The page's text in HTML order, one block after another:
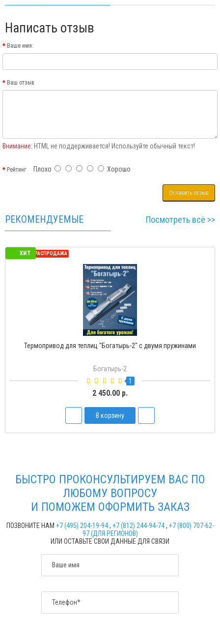
Написать отзыв
Ваше имя:
Ваш отзыв
Внимание: HTML не поддерживается! Используйте обычный текст!
РейтингПлохо Хорошо
Оставить отзыв
РЕКОМЕНДУЕМЫЕ Посмотреть всё >>
ХИТ
СЕЗОННАЯ РАСПРОДАЖА
Термопривод для теплиц "Богатырь-2" с двумя пружинами
Богатырь-2
1
2 450.00 р.
В корзину
БЫСТРО ПРОКОНСУЛЬТИРУЕМ ВАС ПО
ЛЮБОМУ ВОПРОСУ
И ПОМОЖЕМ ОФОРМИТЬ ЗАКАЗ
ПОЗВОНИТЕ НАМ +7 (495) 204-19-94, +7 (812) 244-94-74, +7 (800) 707-62-
97 (ДЛЯ РЕГИОНОВ)
ИЛИ ОСТАВЬТЕ СВОИ ДАННЫЕ ДЛЯ СВЯЗИ
Ваше имя
Телефон*